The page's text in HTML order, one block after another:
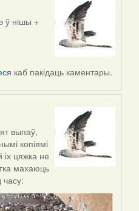
ў нішы +
каб пакідаць каментары.
выпаў,
копіямі
цяжка не
махаюць
часу: